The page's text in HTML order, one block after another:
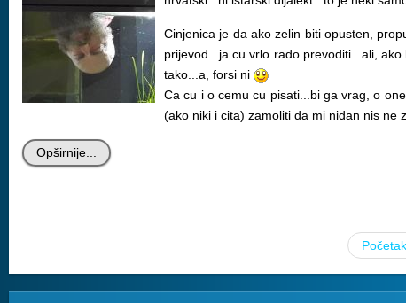
Cinjenica je da ako zelin biti opusten,
prijevod...ja cu vrlo rado prevoditi...ali,
tako...a, forsi ni
Ca cu i o cemu cu pisati...bi ga vrag, o
(ako niki i cita) zamoliti da mi nidan nis ne
Opširnije...
Početak